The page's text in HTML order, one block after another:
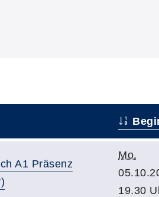
A1 Präsenz
Mo.
19.30